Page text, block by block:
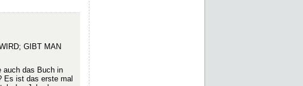
GIBT MAN
auch das Buch in
Es ist das erste mal